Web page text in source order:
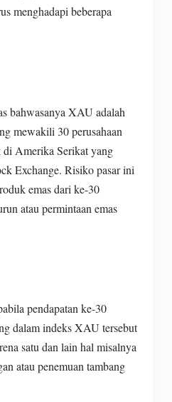
menghadapi beberapa
bahwasanya XAU adalah
mewakili 30 perusahaan
di Amerika Serikat yang
Exchange. Risiko pasar ini
emas dari ke-30
atau permintaan emas
pendapatan ke-30
dalam indeks XAU tersebut
satu dan lain hal misalnya
atau penemuan tambang